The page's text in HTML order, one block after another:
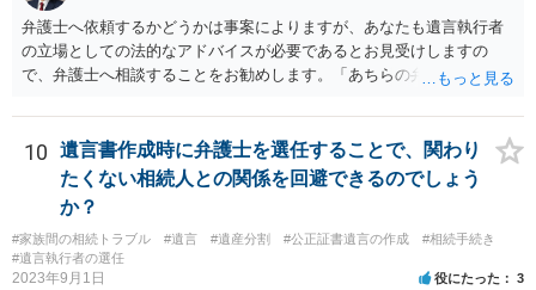
弁護士へ依頼するかどうかは事案によりますが、あなたも遺言執行者
の立場としての法的なアドバイスが必要であるとお見受けしますの
で、弁護士へ相談することをお勧めします。「あちらの弁護士」（元
誘導しかしてこないと思います。
10
遺言書作成時に弁護士を選任することで、関わり
たくない相続人との関係を回避できるのでしょう
か？
#家族間の相続トラブル #遺言 #遺産分割 #公正証書遺言の作成
#相続手続き
#遺言執行者の選任
2023年9月1日 役にたった 3